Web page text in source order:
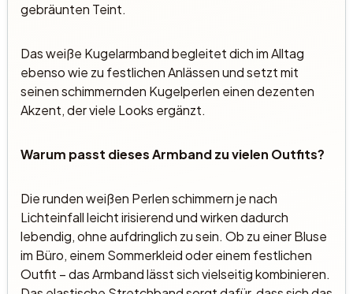
gebräunten Teint.
Das weiße Kugelarmband begleitet dich im Alltag
ebenso wie zu festlichen Anlässen und setzt mit
seinen schimmernden Kugelperlen einen dezenten
Akzent, der viele Looks ergänzt.
Warum passt dieses Armband zu vielen Outfits?
Die runden weißen Perlen schimmern je nach
Lichteinfall leicht irisierend und wirken dadurch
lebendig, ohne aufdringlich zu sein. Ob zu einer Bluse
im Büro, einem Sommerkleid oder einem festlichen
Outfit – das Armband lässt sich vielseitig kombinieren.